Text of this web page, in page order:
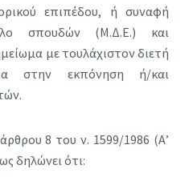
επιπέδου, ή συναφή
σπουδών (Μ.Δ.Ε.) και
με τουλάχιστον διετή
στην εκπόνηση ή/και
8 του ν. 1599/1986 (Α’
δηλώνει ότι: